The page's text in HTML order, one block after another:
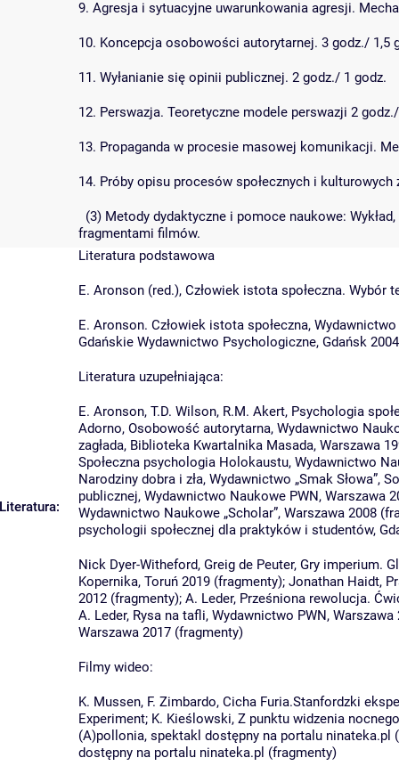
9. Agresja i sytuacyjne uwarunkowania agresji.
10. Koncepcja osobowości autorytarnej. 3 godz./ 1,5
11. Wyłanianie się opinii publicznej. 2 godz./ 1 godz.
12. Perswazja. Teoretyczne modele perswazji 2
13. Propaganda w procesie masowej komunikacji.
14. Próby opisu procesów społecznych i
(3) Metody dydaktyczne i pomoce naukowe:
fragmentami filmów.
Literatura:
Literatura podstawowa
E. Aronson (red.), Człowiek istota społeczna. Wybór
E. Aronson. Człowiek istota społeczna,
Gdańskie Wydawnictwo Psychologiczne, Gdańsk
Literatura uzupełniająca:
E. Aronson, T.D. Wilson, R.M. Akert, Psychologia
Adorno, Osobowość autorytarna, Wydawnictwo
zagłada, Biblioteka Kwartalnika Masada, Warszawa
Społeczna psychologia Holokaustu, Wydawnictwo
Narodziny dobra i zła, Wydawnictwo „Smak
publicznej, Wydawnictwo Naukowe PWN, Warszawa
Wydawnictwo Naukowe „Scholar”, Warszawa 2008
psychologii społecznej dla praktyków i studentów,
Nick Dyer-Witheford, Greig de Peuter, Gry imperium.
Kopernika, Toruń 2019 (fragmenty); Jonathan Haidt,
2012 (fragmenty); A. Leder, Prześniona rewolucja.
A. Leder, Rysa na tafli, Wydawnictwo PWN,
Warszawa 2017 (fragmenty)
Filmy wideo:
K. Mussen, F. Zimbardo, Cicha Furia.Stanfordzki
Experiment; K. Kieślowski, Z punktu widzenia
(A)pollonia, spektakl dostępny na portalu ninateka.pl
dostępny na portalu ninateka.pl (fragmenty)